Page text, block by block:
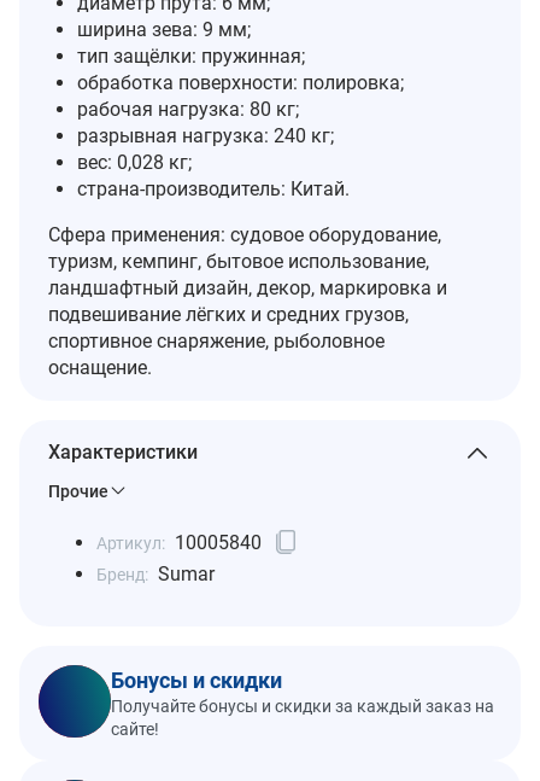
ширина зева: 9 мм;
тип защёлки: пружинная;
обработка поверхности: полировка;
рабочая нагрузка: 80 кг;
разрывная нагрузка: 240 кг;
вес: 0,028 кг;
страна‑производитель: Китай.
Сфера применения: судовое оборудование,
туризм, кемпинг, бытовое использование,
ландшафтный дизайн, декор, маркировка и
подвешивание лёгких и средних грузов,
спортивное снаряжение, рыболовное
оснащение.
Характеристики
Прочие
Артикул: 10005840
Бренд: Sumar
Бонусы и скидки
Получайте бонусы и скидки за каждый заказ на
сайте!